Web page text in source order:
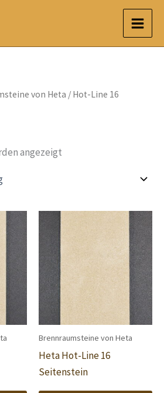
von Heta / Hot-Line 16
angezeigt
Brennraumsteine von Heta
Heta Hot-Line 16
Seitenstein